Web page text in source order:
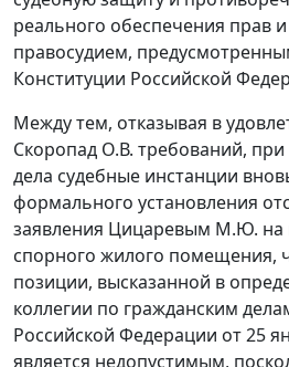
реального обеспечения прав
правосудием,
Конституции Российской
Между тем, отказывая в
Скоропад О.В. требований,
дела судебные инстанции
формального установления
заявления Цицаревым М.Ю. на
спорного жилого помещения,
позиции, высказанной в
коллегии по гражданским
Российской Федерации от 25
является недопустимым,